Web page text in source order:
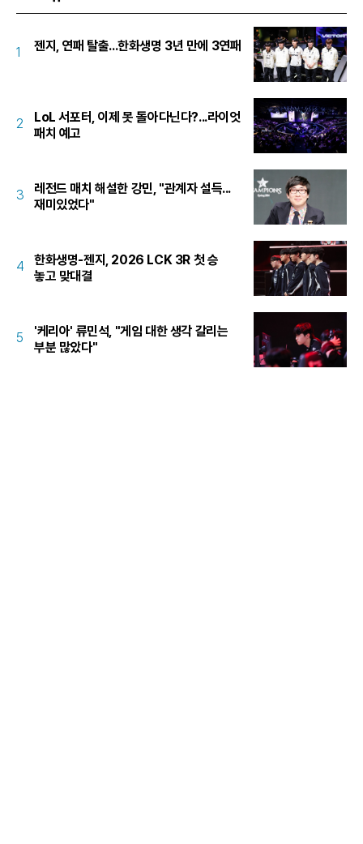
1 젠지, 연패 탈출...한화생명 3년 만에 3연패
2
LoL 서포터, 이제 못 돌아다닌다?...라이엇
패치 예고
3
레전드 매치 해설한 강민, "관계자 설득...
재미있었다"
4
한화생명-젠지, 2026 LCK 3R 첫 승
놓고 맞대결
5
'케리아' 류민석, "게임 대한 생각 갈리는
부분 많았다"